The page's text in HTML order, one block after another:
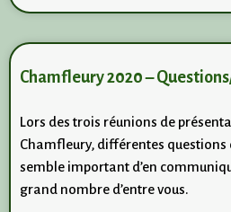
Chamfleury 2020 –
Lors des trois réunions de
Chamfleury, différentes questions
semble important d’en
grand nombre d’entre vous.